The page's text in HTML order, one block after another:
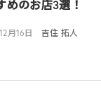
めのお店3選！
月16日 吉住 拓人